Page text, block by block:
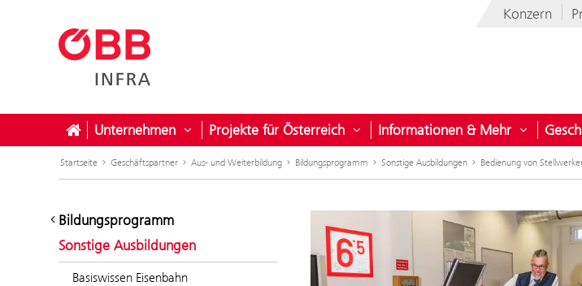
Konzern
Unternehmen Untermenü öffnen für Unternehmen
Projekte für Österreich Untermenü öffnen für Projekte für
Informationen & Mehr
Startseite Geschäftspartner Aus- und Weiterbildung Bildungsprogramm Sonstige Ausbildungen Bedienung von
Bildungsprogramm
Sonstige Ausbildungen
Basiswissen Eisenbahn